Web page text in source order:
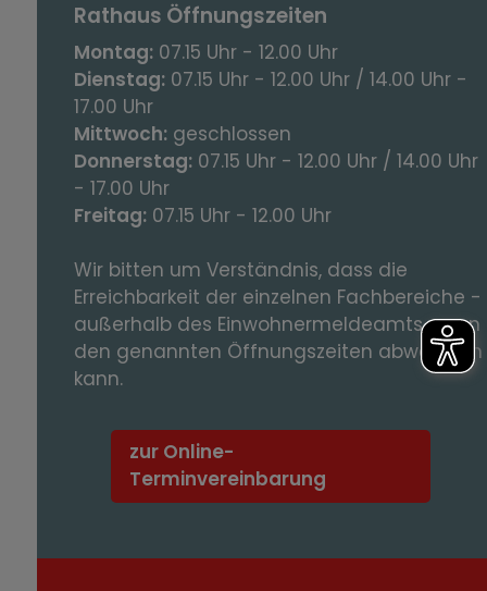
Rathaus Öffnungszeiten
Montag: 07.15 Uhr - 12.00 Uhr
Dienstag: 07.15 Uhr - 12.00 Uhr / 14.00 Uhr -
17.00 Uhr
Mittwoch: geschlossen
Donnerstag: 07.15 Uhr - 12.00 Uhr / 14.00 Uhr
- 17.00 Uhr
Freitag: 07.15 Uhr - 12.00 Uhr
Wir bitten um Verständnis, dass die
Erreichbarkeit der einzelnen Fachbereiche -
außerhalb des Einwohnermeldeamts – von
den genannten Öffnungszeiten abweichen
kann.
zur Online-
Terminvereinbarung